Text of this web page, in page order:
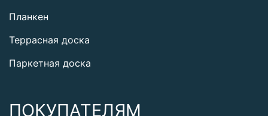
Планкен
Террасная доска
Паркетная доска
ПОКУПАТЕЛЯМ